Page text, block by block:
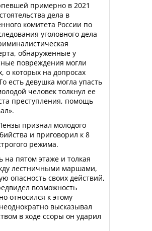
примерно в 2021
дела в
комитета России по
уголовного дела
обнаруженные у
повреждения могли
о которых на допросах
есть девушка могла упасть
человек толкнул ее
преступления, помощь
признал молодого
и приговорил к 8
режима.
на пятом этаже и толкая
лестничными маршами,
опасность своих действий,
возможность
относился к этому
высказывал
в ходе ссоры он ударил